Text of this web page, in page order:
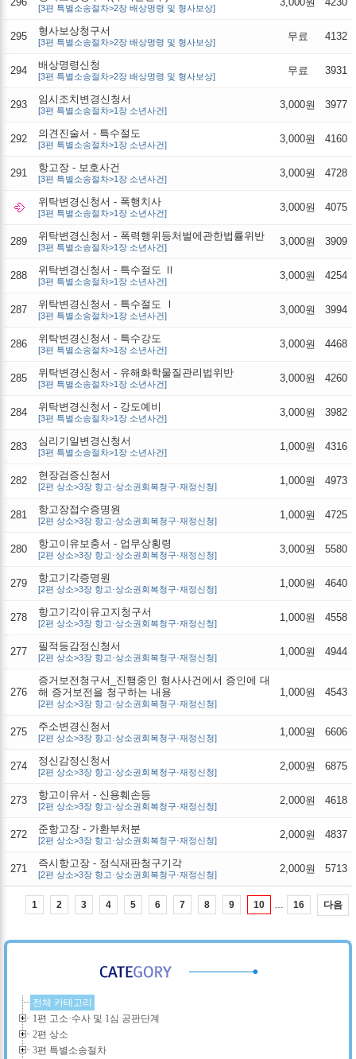
[3편 특별소송절차>2장 배상명령 및 형사보상]
295 형사보상청구서
[3편 특별소송절차>2장 배상명령 및 형사보상] 무료 4132
294 배상명령신청
[3편 특별소송절차>2장 배상명령 및 형사보상] 무료 3931
293 임시조치변경신청서
[3편 특별소송절차>1장 소년사건] 3,000원 3977
292 의견진술서 - 특수절도
[3편 특별소송절차>1장 소년사건] 3,000원 4160
291 항고장 - 보호사건
[3편 특별소송절차>1장 소년사건] 3,000원 4728
위탁변경신청서 - 폭행치사
[3편 특별소송절차>1장 소년사건] 3,000원 4075
289 위탁변경신청서 - 폭력행위등처벌에관한법률위반
[3편 특별소송절차>1장 소년사건] 3,000원 3909
288 위탁변경신청서 - 특수절도 Ⅱ
[3편 특별소송절차>1장 소년사건] 3,000원 4254
287 위탁변경신청서 - 특수절도 Ⅰ
[3편 특별소송절차>1장 소년사건] 3,000원 3994
286 위탁변경신청서 - 특수강도
[3편 특별소송절차>1장 소년사건] 3,000원 4468
285 위탁변경신청서 - 유해화학물질관리법위반
[3편 특별소송절차>1장 소년사건] 3,000원 4260
284 위탁변경신청서 - 강도예비
[3편 특별소송절차>1장 소년사건] 3,000원 3982
283 심리기일변경신청서
[3편 특별소송절차>1장 소년사건] 1,000원 4316
282 현장검증신청서
[2편 상소>3장 항고·상소권회복청구·재정신청] 1,000원 4973
281 항고장접수증명원
[2편 상소>3장 항고·상소권회복청구·재정신청] 1,000원 4725
280 항고이유보충서 - 업무상횡령
[2편 상소>3장 항고·상소권회복청구·재정신청] 3,000원 5580
279 항고기각증명원
[2편 상소>3장 항고·상소권회복청구·재정신청] 1,000원 4640
278 항고기각이유고지청구서
[2편 상소>3장 항고·상소권회복청구·재정신청] 1,000원 4558
277 필적등감정신청서
[2편 상소>3장 항고·상소권회복청구·재정신청] 1,000원 4944
276
증거보전청구서_진행중인 형사사건에서 증인에 대
해 증거보전을 청구하는 내용
[2편 상소>3장 항고·상소권회복청구·재정신청]
1,000원 4543
275 주소변경신청서
[2편 상소>3장 항고·상소권회복청구·재정신청] 1,000원 6606
274 정신감정신청서
[2편 상소>3장 항고·상소권회복청구·재정신청] 2,000원 6875
273 항고이유서 - 신용훼손등
[2편 상소>3장 항고·상소권회복청구·재정신청] 2,000원 4618
272 준항고장 - 가환부처분
[2편 상소>3장 항고·상소권회복청구·재정신청] 2,000원 4837
271 즉시항고장 - 정식재판청구기각
[2편 상소>3장 항고·상소권회복청구·재정신청] 2,000원 5713
1 2 3 4 5 6 7 8 9 10 16 다음
전체 카테고리
1편 고소·수사 및 1심 공판단계
2편 상소
3편 특별소송절차